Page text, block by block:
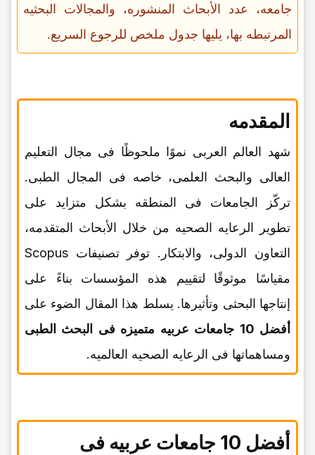
جامعه، عدد الأبحاث المنشوره، والمجالات البحثیه
المرتبطه بها، یلیها جدول ملخص للرجوع السریع.
المقدمه
شهد العالم العربی نموًا ملحوظًا فی مجال التعلیم
العالی والبحث العلمی، خاصه فی المجال الطبی.
ترکّز الجامعات فی المنطقه بشکل متزاید على
تطویر الرعایه الصحیه من خلال الأبحاث المتقدمه،
التعاون الدولی، والابتکار. توفر تصنیفات Scopus
مقیاسًا موثوقًا لتقییم هذه المؤسسات بناءً على
إنتاجها البحثی وتأثیرها. یسلط هذا المقال الضوء على
أفضل 10 جامعات عربیه متمیزه فی البحث الطبی
ومساهماتها فی الرعایه الصحیه العالمیه.
أفضل 10 جامعات عربیه فی